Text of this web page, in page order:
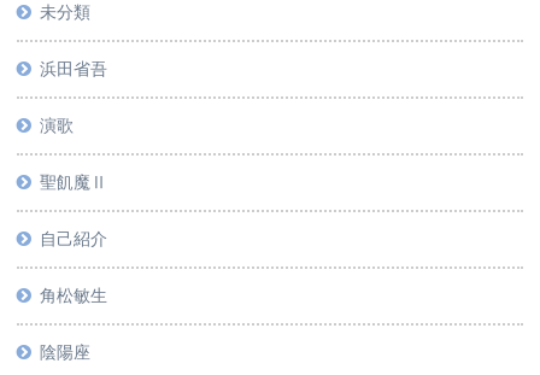
未分類
浜田省吾
演歌
聖飢魔Ⅱ
自己紹介
角松敏生
陰陽座